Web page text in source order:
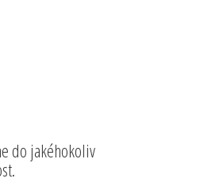
do jakéhokoliv